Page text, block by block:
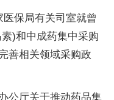
保局有关司室就曾
)和中成药集中采购
善相关领域采购政
公厅关于推动药品集